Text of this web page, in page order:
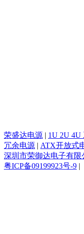
荣盛达电源 | 1U 2U 4U
冗余电源 | ATX开放式
深圳市荣御达电子有限
粤ICP备09199923号-9 |